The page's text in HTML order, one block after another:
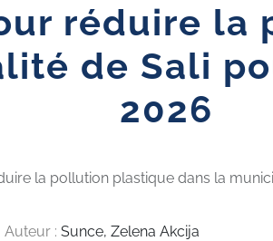
réduire
de Sali
2026
la pollution plastique dans la
Auteur : Sunce, Zelena Akcija